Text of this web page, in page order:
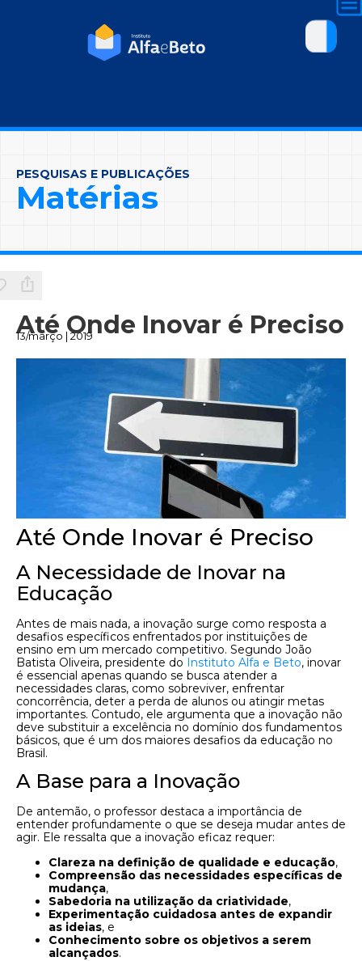
PESQUISAS E PUBLICAÇÕES
Matérias
Até Onde Inovar é Preciso
13/março | 2019
Até Onde Inovar é Preciso
A Necessidade de Inovar na
Educação
Antes de mais nada, a inovação surge como resposta a
desafios específicos enfrentados por instituições de
ensino em um mercado competitivo. Segundo João
Batista Oliveira, presidente do Instituto Alfa e Beto, inovar
é essencial apenas quando se busca atender a
necessidades claras, como sobreviver, enfrentar
concorrência, deter a perda de alunos ou atingir metas
importantes. Contudo, ele argumenta que a inovação não
deve substituir a excelência no domínio dos fundamentos
básicos, que é um dos maiores desafios da educação no
Brasil.
A Base para a Inovação
De antemão, o professor destaca a importância de
entender profundamente o que se deseja mudar antes de
agir. Ele ressalta que a inovação eficaz requer:
Clareza na definição de qualidade e educação,
Compreensão das necessidades específicas de
mudança,
Sabedoria na utilização da criatividade,
Experimentação cuidadosa antes de expandir
as ideias, e
Conhecimento sobre os objetivos a serem
alcançados.